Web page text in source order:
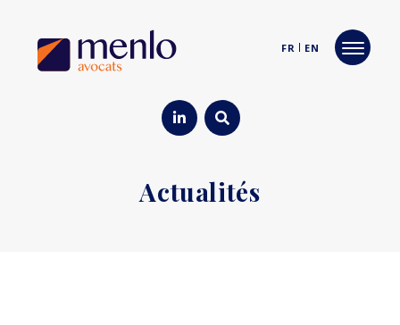
FR EN
Actualités